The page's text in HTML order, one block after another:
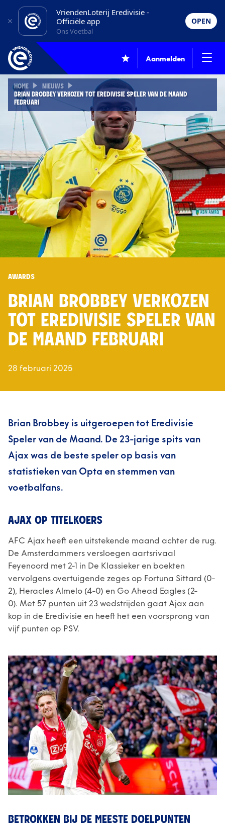
VriendenLoterij Eredivisie -
Officiële app
Ons Voetbal
OPEN
Aanmelden
HOME
NIEUWS
BRIAN BROBBEY VERKOZEN TOT EREDIVISIE SPELER VAN DE MAAND
FEBRUARI
AWARDS
BRIAN BROBBEY VERKOZEN
TOT EREDIVISIE SPELER VAN
DE MAAND FEBRUARI
28 februari 2025
Brian Brobbey is uitgeroepen tot Eredivisie
Speler van de Maand. De 23-jarige spits van
Ajax was de beste speler op basis van
statistieken van Opta en stemmen van
voetbalfans.
AJAX OP TITELKOERS
AFC Ajax heeft een uitstekende maand achter de rug.
De Amsterdammers versloegen aartsrivaal
Feyenoord met 2-1 in De Klassieker en boekten
vervolgens overtuigende zeges op Fortuna Sittard (0-
2), Heracles Almelo (4-0) en Go Ahead Eagles (2-
0). Met 57 punten uit 23 wedstrijden gaat Ajax aan
kop in de Eredivisie en heeft het een voorsprong van
vijf punten op PSV.
BETROKKEN BIJ DE MEESTE DOELPUNTEN